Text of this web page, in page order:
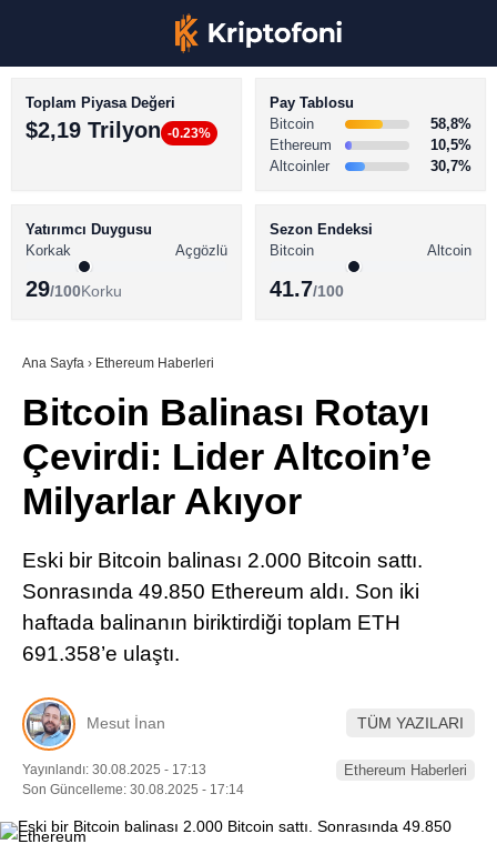
Youtube
TikTok
LinkedIn
BİTCOİN HABERLERİ
ALTCOİN HABERLERİ
SÖZLÜK
Toplam Piyasa Değeri
$2,19 Trilyon -0.23%
Pay Tablosu
Bitcoin
58,8%
Ethereum
10,5%
Altcoinler
30,7%
Yatırımcı Duygusu
Korkak
Açgözlü
29/100Korku
Sezon Endeksi
Bitcoin
Altcoin
41.7/100
Ana Sayfa › Ethereum Haberleri
Bitcoin Balinası Rotayı
Çevirdi: Lider Altcoin’e
Milyarlar Akıyor
Eski bir Bitcoin balinası 2.000 Bitcoin sattı.
Sonrasında 49.850 Ethereum aldı. Son iki
haftada balinanın biriktirdiği toplam ETH
691.358’e ulaştı.
Mesut İnan TÜM YAZILARI
Yayınlandı: 30.08.2025 - 17:13
Son Güncelleme: 30.08.2025 - 17:14
Ethereum Haberleri